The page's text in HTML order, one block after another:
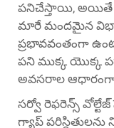
పనిచేస్తాయి, అయితే
మారే మందమైన
ప్రభావవంతంగా
పని ముక్క యొక్క
అవసరాల ఆధారంగా
సర్వో రెఫరెన్స్
గ్యాప్